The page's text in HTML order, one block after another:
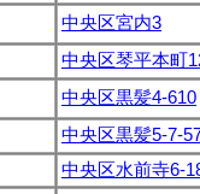
中央区宮内3
中央区琴平本町
中央区黒髪4-610
中央区黒髪5-7-
中央区水前寺6-